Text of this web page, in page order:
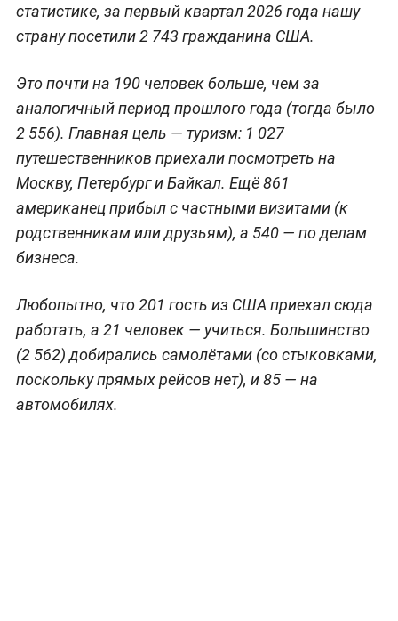
статистике, за первый квартал 2026 года нашу
страну посетили 2 743 гражданина США.
Это почти на 190 человек больше, чем за
аналогичный период прошлого года (тогда было
2 556). Главная цель — туризм: 1 027
путешественников приехали посмотреть на
Москву, Петербург и Байкал. Ещё 861
американец прибыл с частными визитами (к
родственникам или друзьям), а 540 — по делам
бизнеса.
Любопытно, что 201 гость из США приехал сюда
работать, а 21 человек — учиться. Большинство
(2 562) добирались самолётами (со стыковками,
поскольку прямых рейсов нет), и 85 — на
автомобилях.